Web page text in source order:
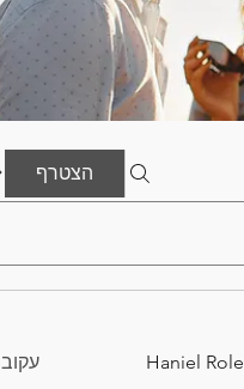
הצטרף
Haniel
עקוב